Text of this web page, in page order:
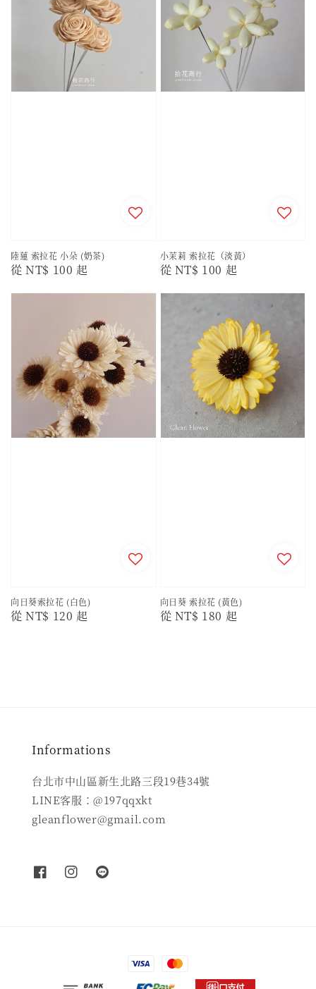
陸蓮 索拉花 小朵 (奶茶)
Regular
從NT$ 100 起
小茉莉 索拉花（淡黃）
Regular
從 NT$ 100 起
向日葵索拉花 (白色)
Regular
從NT$ 120 起
向日葵 索拉花 (黃色)
Regular
從 NT$ 180 起
Informations
台北市中山區新生北路三段19巷34號
LINE客服：@197qqxkt
gleanflower@gmail.com